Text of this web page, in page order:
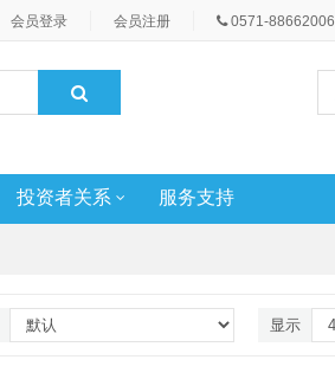
会员登录 会员注册 0571-88662006
投资者关系 服务支持
显示